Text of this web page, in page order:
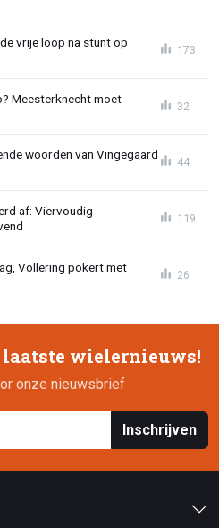
vrije loop na stunt op
173
Meesterknecht moet
32
woorden van Vingegaard
44
af: Viervoudig
119
Vollering pokert met
26
wielernieuws!
onze nieuwsbrief
Inschrijven